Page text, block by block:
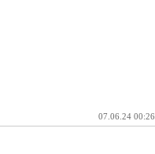
07.06.24 00:26